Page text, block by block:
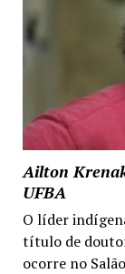
Ailton
UFBA
O líder
título de
ocorre no